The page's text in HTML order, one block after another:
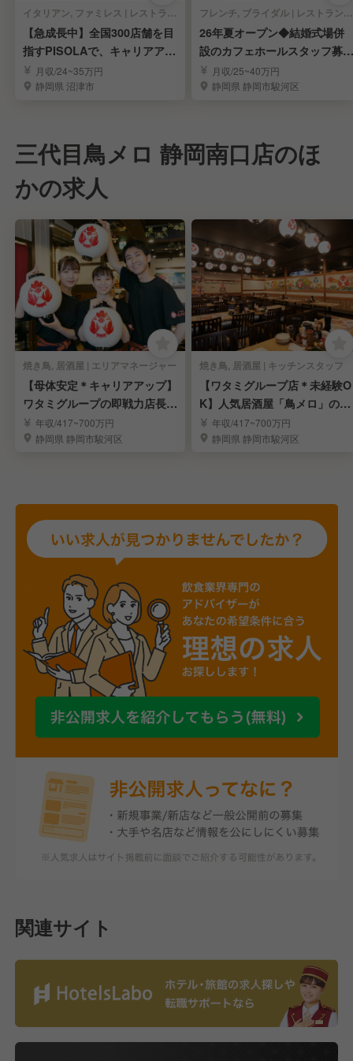
イタリアン, ファミレス | レストランサービス・ホールスタッフ
【急成長中】全国300店舗を目
指すPISOLAで、キャリアアッ
プを目指す！
月収/24~35万円
静岡県 沼津市
フレンチ, ブライダル | レストランサービス・ホールスタッフ
26年夏オープン◆結婚式場併
設のカフェホールスタッフ募
集！◆福利厚生充実
月収/25~40万円
静岡県 静岡市駿河区
三代目鳥メロ 静岡南口店のほ
かの求人
焼き鳥, 居酒屋 | エリアマネージャー
【母体安定＊キャリアアップ】
ワタミグループの即戦力店長・
エリアMGRを募集
年収/417~700万円
静岡県 静岡市駿河区
焼き鳥, 居酒屋 | キッチンスタッフ
【ワタミグループ店＊未経験O
K】人気居酒屋「鳥メロ」の店
舗スタッフを募集！
年収/417~700万円
静岡県 静岡市駿河区
関連サイト